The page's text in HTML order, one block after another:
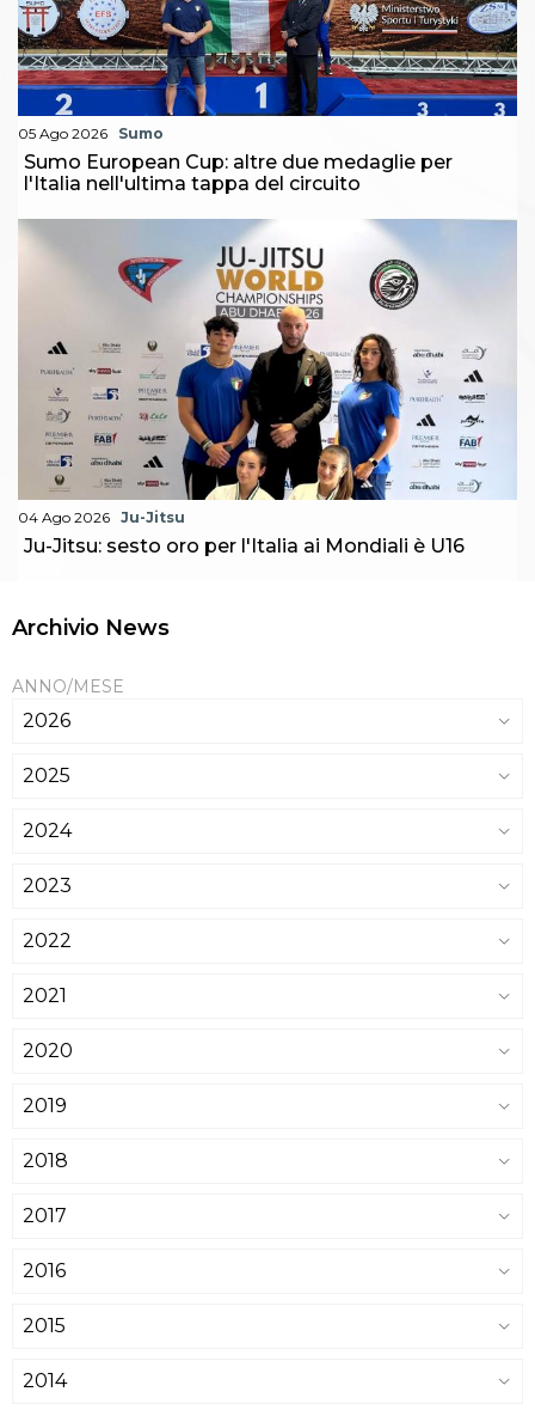
05 Ago 2026 Sumo
Sumo European Cup: altre due medaglie per
l'Italia nell'ultima tappa del circuito
04 Ago 2026 Ju-Jitsu
Ju-Jitsu: sesto oro per l'Italia ai Mondiali è U16
Archivio News
ANNO/MESE
2026
2025
2024
2023
2022
2021
2020
2019
2018
2017
2016
2015
2014